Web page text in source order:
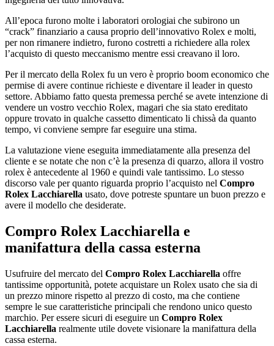
All’epoca furono molte i laboratori orologiai che subirono un
“crack” finanziario a causa proprio dell’innovativo Rolex e molti,
per non rimanere indietro, furono costretti a richiedere alla rolex
l’acquisto di questo meccanismo mentre essi creavano il loro.
Per il mercato della Rolex fu un vero è proprio boom economico che
permise di avere continue richieste e diventare il leader in questo
settore. Abbiamo fatto questa premessa perché se avete intenzione di
vendere un vostro vecchio Rolex, magari che sia stato ereditato
oppure trovato in qualche cassetto dimenticato li chissà da quanto
tempo, vi conviene sempre far eseguire una stima.
La valutazione viene eseguita immediatamente alla presenza del
cliente e se notate che non c’è la presenza di quarzo, allora il vostro
rolex è antecedente al 1960 e quindi vale tantissimo. Lo stesso
discorso vale per quanto riguarda proprio l’acquisto nel Compro
Rolex Lacchiarella usato, dove potreste spuntare un buon prezzo e
avere il modello che desiderate.
Compro Rolex Lacchiarella e
manifattura della cassa esterna
Usufruire del mercato del Compro Rolex Lacchiarella offre
tantissime opportunità, potete acquistare un Rolex usato che sia di
un prezzo minore rispetto al prezzo di costo, ma che contiene
sempre le sue caratteristiche principali che rendono unico questo
marchio. Per essere sicuri di eseguire un Compro Rolex
Lacchiarella realmente utile dovete visionare la manifattura della
cassa esterna.